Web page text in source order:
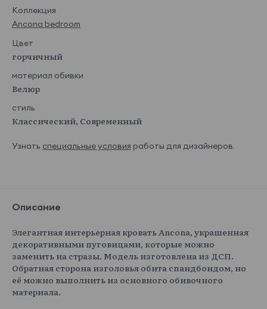
Коллекция
Ancona bedroom
Цвет
горчичный
материал обивки
Велюр
стиль
Классический, Современный
Узнать специальные условия работы для дизайнеров.
Описание
Элегантная интерьерная кровать Ancona, украшенная
декоративными пуговицами, которые можно
заменить на стразы. Модель изготовлена из ДСП.
Обратная сторона изголовья обита спандбондом, но
её можно выполнить из основного обивочного
материала.